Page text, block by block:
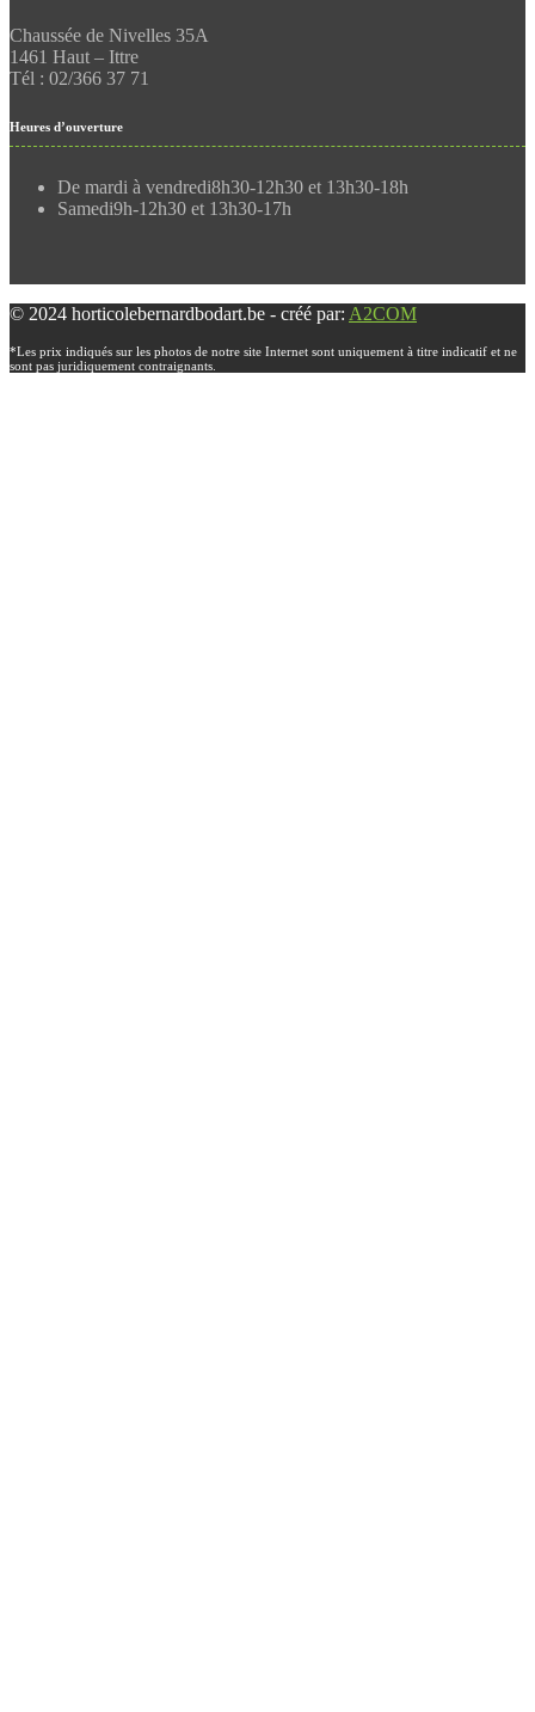
Chaussée de Nivelles 35A
1461 Haut – Ittre
Tél : 02/366 37 71
Heures d’ouverture
De mardi à vendredi8h30-12h30 et 13h30-18h
Samedi9h-12h30 et 13h30-17h
© 2024 horticolebernardbodart.be - créé par: A2COM
*Les prix indiqués sur les photos de notre site Internet sont uniquement à titre indicatif et ne
sont pas juridiquement contraignants.